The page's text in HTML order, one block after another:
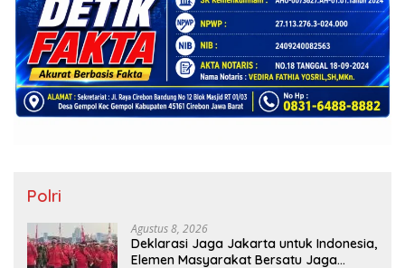
Polri
Agustus 8, 2026
Deklarasi Jaga Jakarta untuk Indonesia,
Elemen Masyarakat Bersatu Jaga